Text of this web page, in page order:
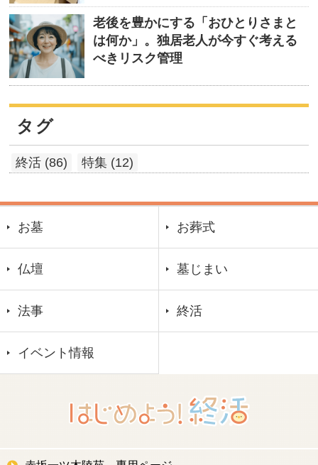
老後を豊かにする「おひとりさまと
は何か」。独居老人が今すぐ考える
べきリスク管理
タグ
終活 (86) 特集 (12)
お墓 お葬式
仏壇 墓じまい
法事 終活
イベント情報